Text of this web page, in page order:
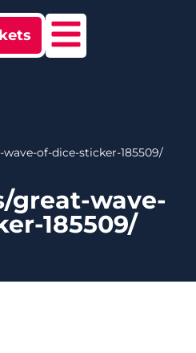
of-dice-sticker-185509/
great-wave-
185509/